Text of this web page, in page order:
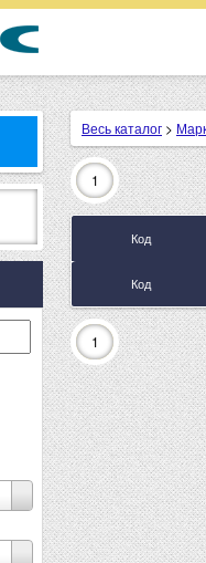
Весь каталог >
1
Код
Код
1